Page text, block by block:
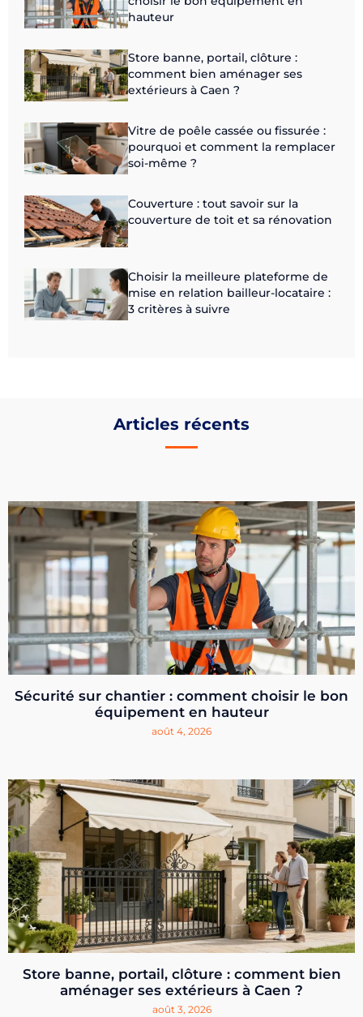
hauteur
Store banne, portail, clôture :
comment bien aménager ses
extérieurs à Caen ?
Vitre de poêle cassée ou fissurée :
pourquoi et comment la remplacer
soi-même ?
Couverture : tout savoir sur la
couverture de toit et sa rénovation
Choisir la meilleure plateforme de
mise en relation bailleur-locataire :
3 critères à suivre
Articles récents
Sécurité sur chantier : comment choisir le bon
équipement en hauteur
août 4, 2026
Store banne, portail, clôture : comment bien
aménager ses extérieurs à Caen ?
août 3, 2026